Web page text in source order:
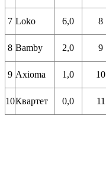
7 Loko 6,0 8
8 Bamby 2,0 9
9 Axioma 1,0 10
10Квартет 0,0 11